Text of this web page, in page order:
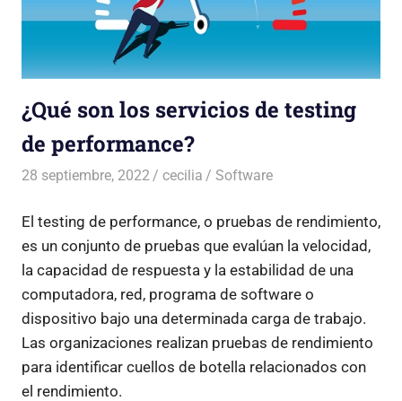
¿Qué son los servicios de testing
de performance?
28 septiembre, 2022 cecilia Software
El testing de performance, o pruebas de rendimiento,
es un conjunto de pruebas que evalúan la velocidad,
la capacidad de respuesta y la estabilidad de una
computadora, red, programa de software o
dispositivo bajo una determinada carga de trabajo.
Las organizaciones realizan pruebas de rendimiento
para identificar cuellos de botella relacionados con
el rendimiento.